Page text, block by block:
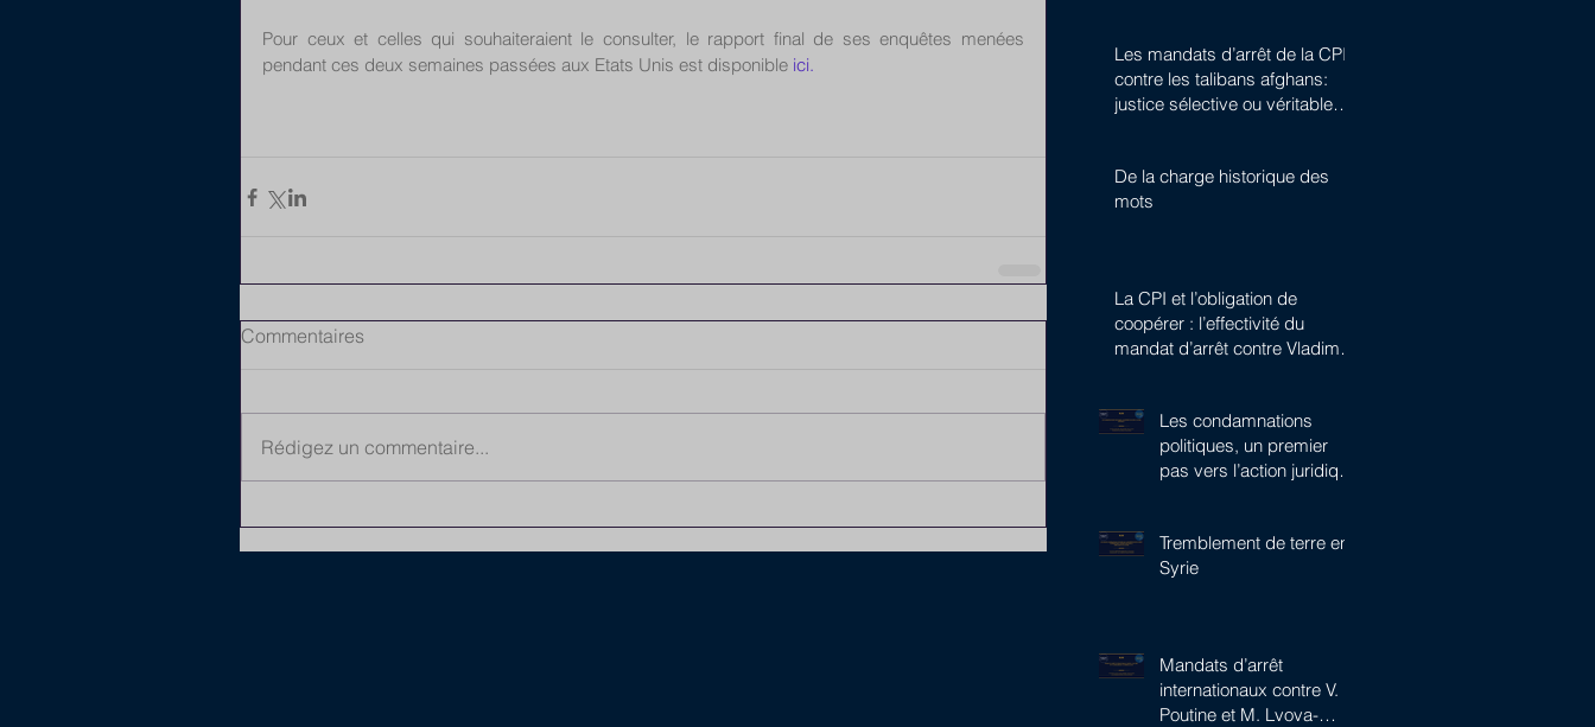
Pour ceux et celles qui souhaiteraient le consulter, le rapport final de ses enquêtes menées
pendant ces deux semaines passées aux Etats Unis est disponible ici.
Commentaires
Rédigez un commentaire...
Les mandats d’arrêt de la CPI
contre les talibans afghans:
justice sélective ou véritable
De la charge historique des
mots
La CPI et l’obligation de
coopérer : l’effectivité du
mandat d’arrêt contre Vladimir
Les condamnations
politiques, un premier
pas vers l’action juridique
Tremblement de terre en
Syrie
Mandats d’arrêt
internationaux contre V.
Poutine et M. Lvova-